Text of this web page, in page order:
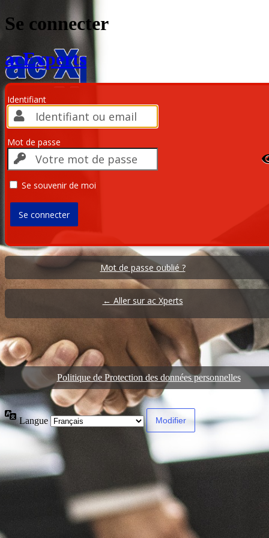
Se connecter
acExperts
Identifiant
Mot de passe
Se souvenir de moi
Mot de passe oublié ?
← Aller sur ac Xperts
Politique de Protection des données personnelles
Langue